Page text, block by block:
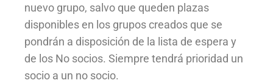
nuevo grupo, salvo que queden plazas
disponibles en los grupos creados que se
pondrán a disposición de la lista de espera y
de los No socios. Siempre tendrá prioridad un
socio a un no socio.